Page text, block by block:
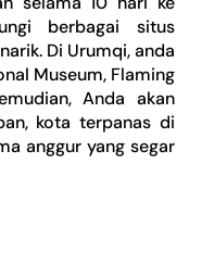
berbagai situs
Di Urumqi, anda
Museum, Flaming
Anda akan
kota terpanas di
anggur yang segar